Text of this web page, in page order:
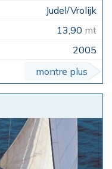
Judel/Vrolijk
13,90 mt
2005
montre plus